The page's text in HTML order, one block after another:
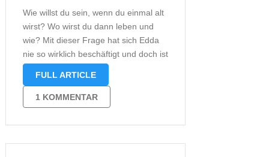
Wie willst du sein, wenn du einmal alt
wirst? Wo wirst du dann leben und
wie? Mit dieser Frage hat sich Edda
nie so wirklich beschäftigt und doch ist
es eine, wenn nicht die Frage, die
denke, dass diese Frage nicht …
FULL ARTICLE
1 KOMMENTAR